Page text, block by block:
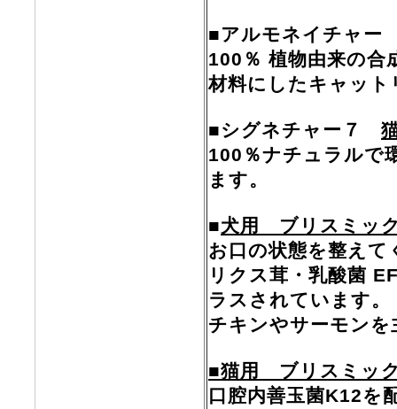
■アルモネイチャ
100％ 植物由来の合
材料にしたキャット
■シグネチャー７
100％ナチュラルで
ます。
■犬用 ブリスミッ
お口の状態を整え
リクス茸・乳酸菌
ラスされています。
チキンやサーモン
■猫用 ブリスミッ
口腔内善玉菌K12を